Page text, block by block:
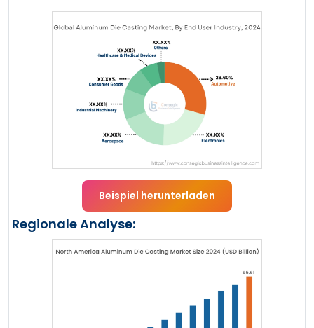
Beispiel herunterladen
Regionale Analyse: